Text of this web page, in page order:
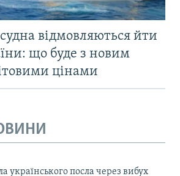
відмовляються йти
що буде з новим
цінами
українського посла через вибух